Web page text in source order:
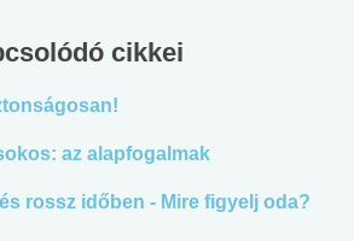
cikkei
az alapfogalmak
rossz időben - Mire figyelj oda?